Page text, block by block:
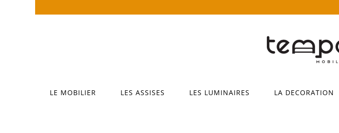
LE MOBILIER LES ASSISES LES LUMINAIRES LA DECORATION